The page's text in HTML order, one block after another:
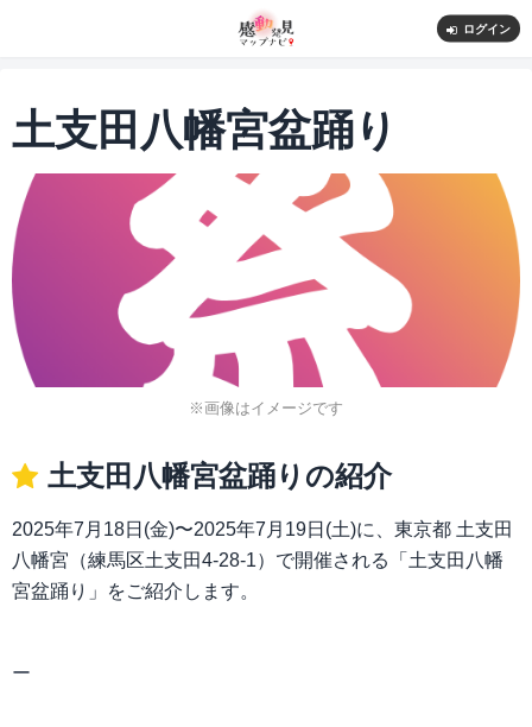
ログイン
土支田八幡宮盆踊り
※画像はイメージです
土支田八幡宮盆踊りの紹介
2025年7月18日(金)〜2025年7月19日(土)に、東京都 土支田
八幡宮（練馬区土支田4-28-1）で開催される「土支田八幡
宮盆踊り」をご紹介します。
ー